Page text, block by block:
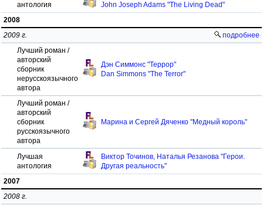
антология
John Joseph Adams "The Living Dead"
2008
подробнее
2009 г.
Лучший роман /
авторский
сборник
нерусскоязычного
автора
Дэн Симмонс "Террор"
Dan Simmons "The Terror"
Лучший роман /
авторский
сборник
русскоязычного
автора
Марина и Сергей Дяченко "Медный король"
Лучшая
антология
Виктор Точинов, Наталья Резанова "Герои.
Другая реальность"
2007
2008 г.